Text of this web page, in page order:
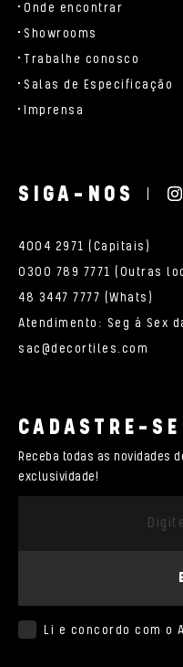
Onde encontrar
Showrooms
Trabalhe conosco
Salas de Especificação
Imprensa
SIGA-NOS
4004 2971 (Capitais)
0300 789 7771 (Outras
48 3447 7777 (Whats)
Atendimento: Seg à Sex
sac@decortiles.com
CADASTRE-SE
Receba todas as novidades
exclusividade!
Li e concordo com o